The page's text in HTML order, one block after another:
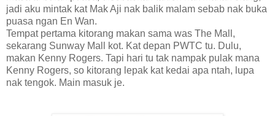
jadi aku mintak kat Mak Aji nak balik malam sebab nak buka
puasa ngan En Wan.
Tempat pertama kitorang makan sama was The Mall,
sekarang Sunway Mall kot. Kat depan PWTC tu. Dulu,
makan Kenny Rogers. Tapi hari tu tak nampak pulak mana
Kenny Rogers, so kitorang lepak kat kedai apa ntah, lupa
nak tengok. Main masuk je.